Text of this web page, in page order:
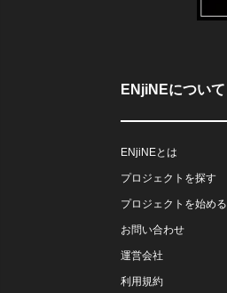
ENjiNEについて
ENjiNEとは
プロジェクトを探す
プロジェクトを始める
お問い合わせ
運営会社
利用規約